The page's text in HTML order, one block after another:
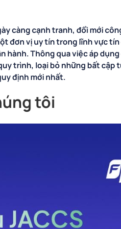
càng cạnh tranh, đổi mới
đơn vị uy tín trong lĩnh vực
hành. Thông qua việc áp
trình, loại bỏ những bất
định mới nhất.
tôi